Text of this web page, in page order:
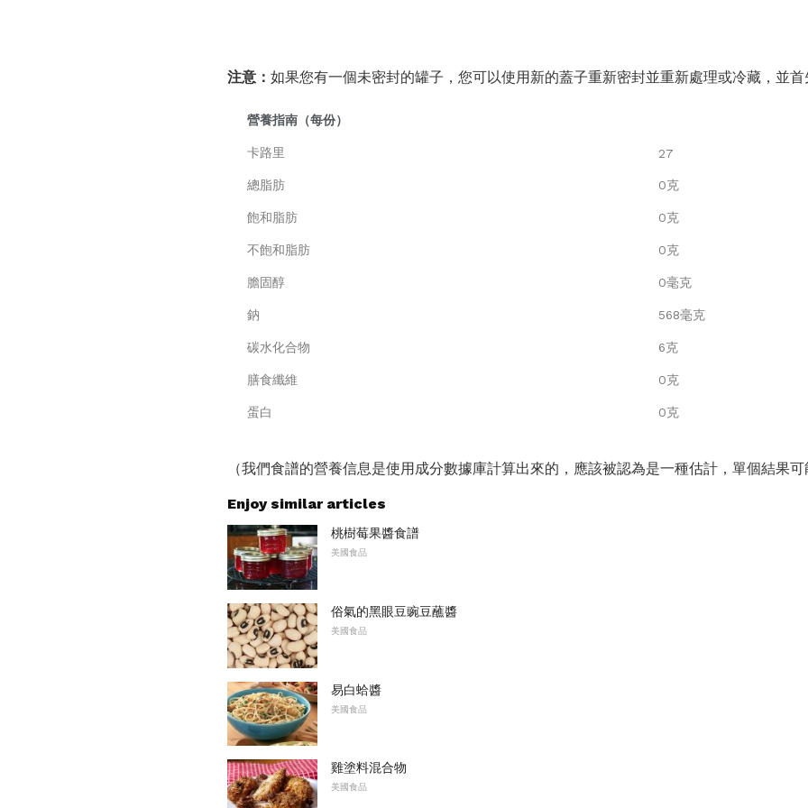
注意： 如果您有一個未密封的罐子，您可以使用新的蓋子重新密封並重新處理或冷藏，並首
營養指南（每份）
卡路里 27
總脂肪 0克
飽和脂肪 0克
不飽和脂肪 0克
膽固醇 0毫克
鈉 568毫克
碳水化合物 6克
膳食纖維 0克
蛋白 0克
（我們食譜的營養信息是使用成分數據庫計算出來的，應該被認為是一種估計，單個結果可
Enjoy similar articles
桃樹莓果醬食譜
美國食品
俗氣的黑眼豆豌豆蘸醬
美國食品
易白蛤醬
美國食品
雞塗料混合物
美國食品